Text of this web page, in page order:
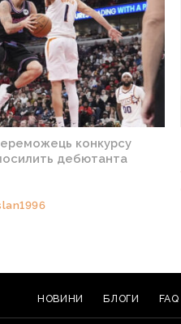
конкурсу
дебютанта
НОВИНИ БЛОГИ FAQ